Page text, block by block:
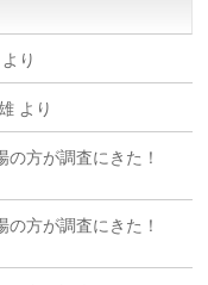
より
より
方が調査にきた！
方が調査にきた！